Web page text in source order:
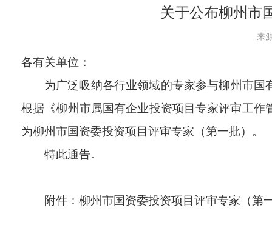
关于公布柳州市
来
各有关单位：
为广泛吸纳各行业领域的专家参与柳州市国
根据 《柳州市属国有企业投资项目专家评审工作
为柳州市国资委投资项目评审专家 （第一批） 。
特此通告。
附件： 柳州市国资委投资项目评审专家（第